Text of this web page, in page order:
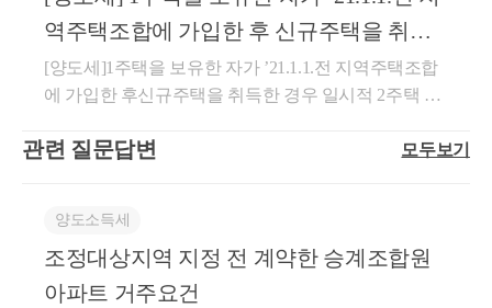
사업자를 대상으로 사용할 수 있는 마일리지등의 경우
다. 이하 이 항에서 같다] 외의 마일리지등으로 결제받
은 부분에 대하여 재화 또는 용역을 공급받는 자 외의
ㆍ사업자별로 마일리지등의 적립 및 사용 실적을 구분
급자가 같다는 사실이 확인될 것2)사업자가 마일리지
급받는 자 외의 자로부터 보전받지 아니할 것10.자기
적립마일리지등 외의 마일리지등으로 대금의 전부 또
하기 위해 매매계약을 체결하고 계약금을 지급한 경우
40(2022.01.07)｢주택법｣제2조제11호가목에 따른 지역
주택조합의 조합원의 지위는 같은 법 제15조에 따른사
조제1항제2호에 따른 신규주택을 취득할 수 있는 권리
2.01.13.)사업계획승인일 이후 지역주택조합원의 지위
택을 취득할 수 있는 권리임참고로 지역주택조합원의
주택 취득시기는 원조합원과 승계조합원 관계 없이 사
승인)를 보유한 1세대가 조정대상지역 공고 이전에 취
득한 분양권이 주택으로 완공되어 양도시 거주요건 적
용하지 않음회 신귀 서면질의의 경우,「주택법」제2
를 보유한 세대가 조정대상지역 지정 이전에 분양권
류에 의하여 확인되는 경우에는 그 분양권이 완공되어
하지 아니하는 것입니다.상세내용1. 사실관계-’15. 5월
B지역주택조합 조합원 가입 계약-’17. 3월B지역주택
역주택조합에 가입한 후 신규주택을 취득
한 경우
[양도세]1주택을 보유한 자가 ’21.1.1.전 지역주택조합
에 가입한 후신규주택을 취득한 경우 일시적 2주택 특
718]등록일자 : 2026.04.10.생산일자 : 2026.03.24.요지국
A주택을 양도하는 경우 비과세 가능답변내용위 사전
답변 신청의 사실관계와 같은 경우, 아래 기존해석사
례(서면-2024-부동산-3277, 2024.09.10.)를 참고하시기
관련 질문답변 모두보기
양도소득세
조정대상지역 지정 전 계약한 승계조합원
아파트 거주요건